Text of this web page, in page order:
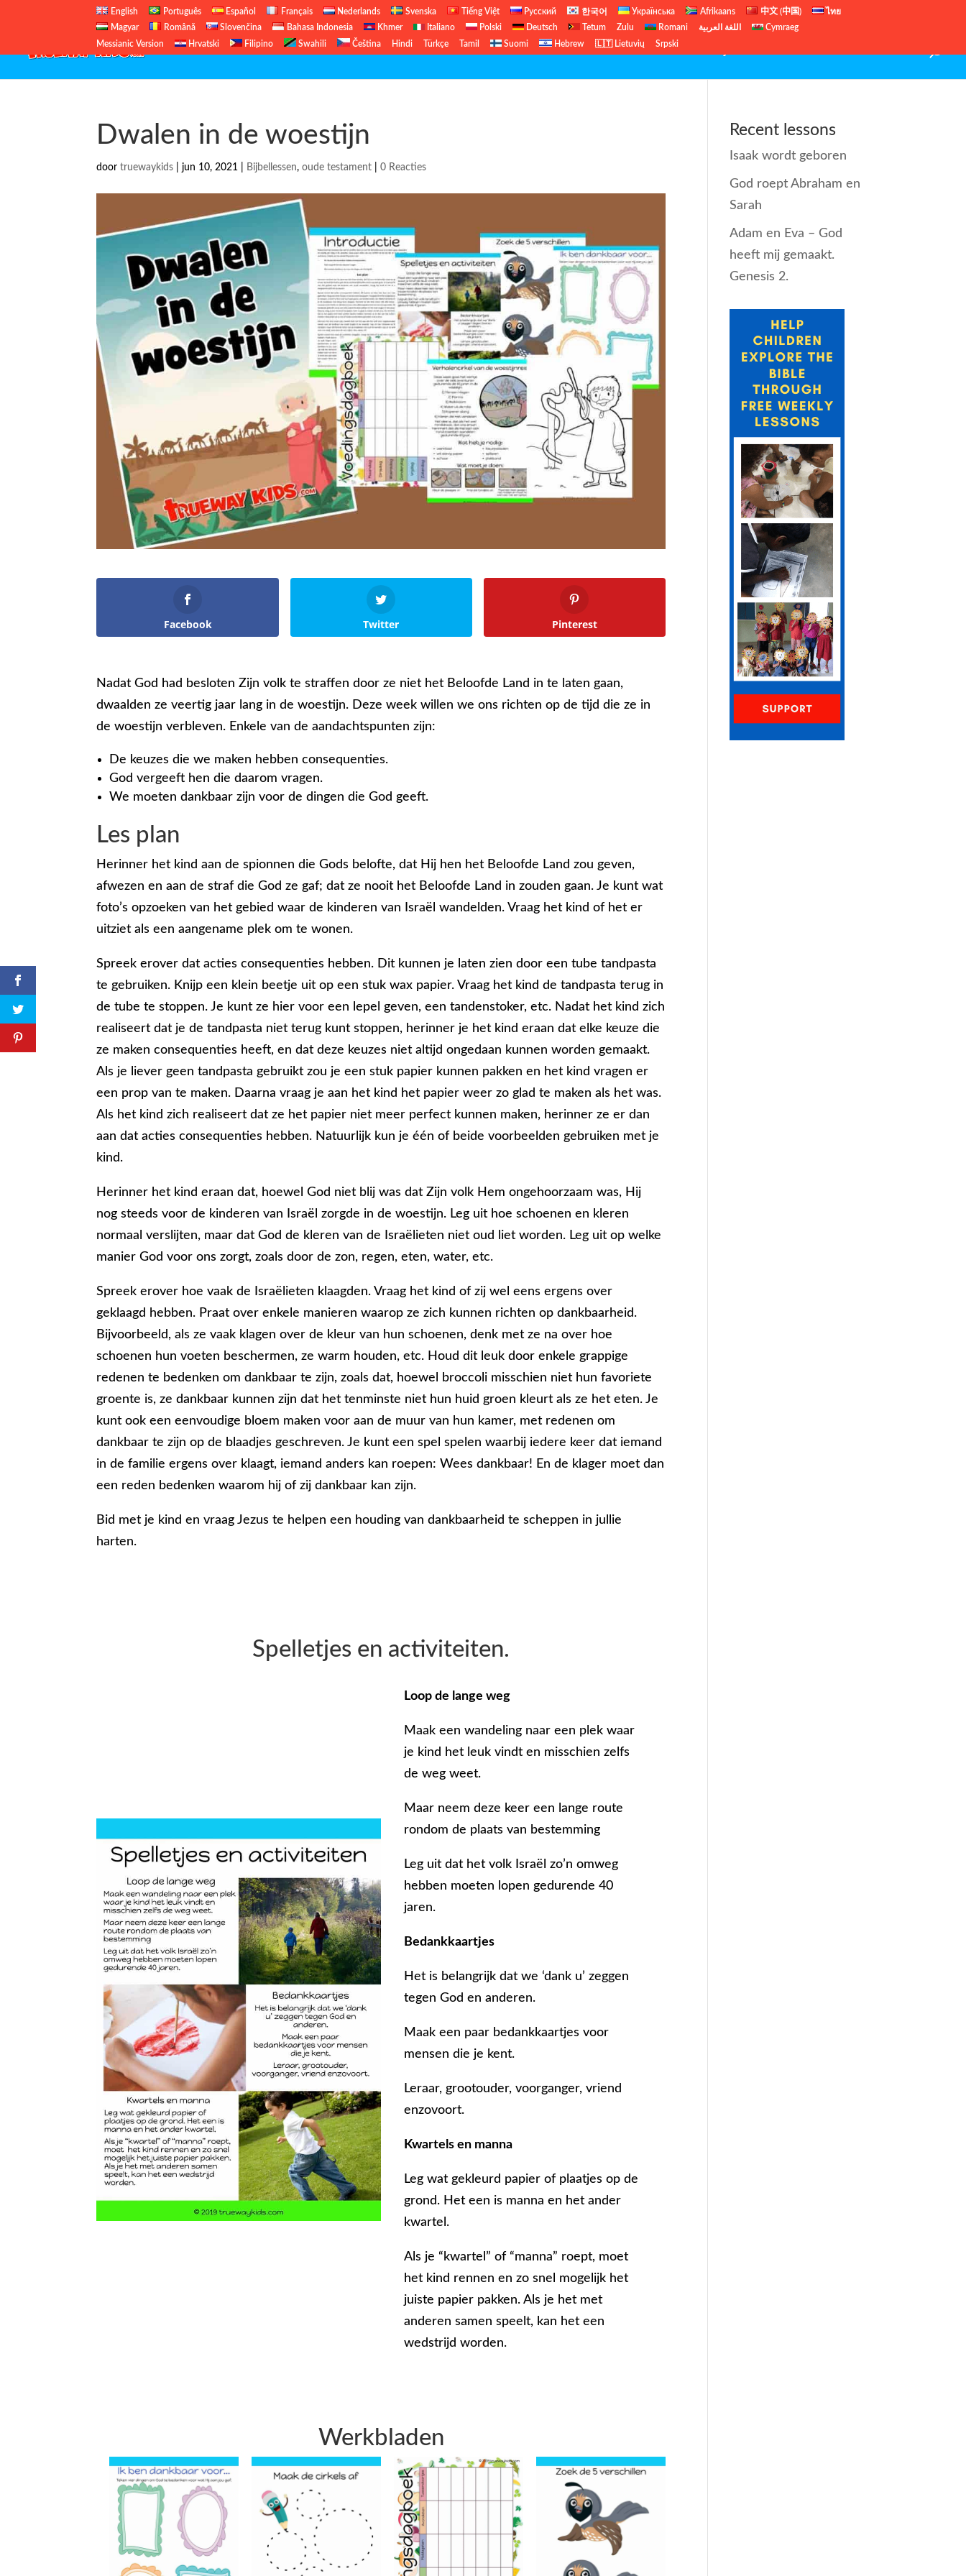
English Português Español Français Nederlands Svenska Tiếng Việt Русский 한국어 Українська Afrikaans 中文 (中国)
ไทย
Magyar
Română Slovenčina Bahasa Indonesia Khmer Italiano Polski Deutsch Tetum Zulu Romani اللغة العربية
Cymraeg
Messianic Version
Hrvatski Filipino Swahili Čeština Hindi Türkçe Tamil Suomi Hebrew 🇱🇹 Lietuvių Srpski
About Us Gratis Bijbellessen
Dwalen in de woestijn
doortruewaykids jun 10, 2021 Bijbellessen,oude testament |0 Reacties
Facebook Twitter Pinterest
Nadat God had besloten Zijn volk te straffen door ze niet het Beloofde Land in te laten gaan,
dwaalden ze veertig jaar lang in de woestijn. Deze week willen we ons richten op de tijd die ze in
de woestijn verbleven. Enkele van de aandachtspunten zijn:
De keuzes die we maken hebben consequenties.
God vergeeft hen die daarom vragen.
We moeten dankbaar zijn voor de dingen die God geeft.
Les plan
Herinner het kind aan de spionnen die Gods belofte, dat Hij hen het Beloofde Land zou geven,
afwezen en aan de straf die God ze gaf; dat ze nooit het Beloofde Land in zouden gaan. Je kunt wat
foto’s opzoeken van het gebied waar de kinderen van Israël wandelden. Vraag het kind of het er
uitziet als een aangename plek om te wonen.
Spreek erover dat acties consequenties hebben. Dit kunnen je laten zien door een tube tandpasta
te gebruiken. Knijp een klein beetje uit op een stuk wax papier. Vraag het kind de tandpasta terug in
de tube te stoppen. Je kunt ze hier voor een lepel geven, een tandenstoker, etc. Nadat het kind zich
realiseert dat je de tandpasta niet terug kunt stoppen, herinner je het kind eraan dat elke keuze die
ze maken consequenties heeft, en dat deze keuzes niet altijd ongedaan kunnen worden gemaakt.
Als je liever geen tandpasta gebruikt zou je een stuk papier kunnen pakken en het kind vragen er
een prop van te maken. Daarna vraag je aan het kind het papier weer zo glad te maken als het was.
Als het kind zich realiseert dat ze het papier niet meer perfect kunnen maken, herinner ze er dan
aan dat acties consequenties hebben. Natuurlijk kun je één of beide voorbeelden gebruiken met je
kind.
Herinner het kind eraan dat, hoewel God niet blij was dat Zijn volk Hem ongehoorzaam was, Hij
nog steeds voor de kinderen van Israël zorgde in de woestijn. Leg uit hoe schoenen en kleren
normaal verslijten, maar dat God de kleren van de Israëlieten niet oud liet worden. Leg uit op welke
manier God voor ons zorgt, zoals door de zon, regen, eten, water, etc.
Spreek erover hoe vaak de Israëlieten klaagden. Vraag het kind of zij wel eens ergens over
geklaagd hebben. Praat over enkele manieren waarop ze zich kunnen richten op dankbaarheid.
Bijvoorbeeld, als ze vaak klagen over de kleur van hun schoenen, denk met ze na over hoe
schoenen hun voeten beschermen, ze warm houden, etc. Houd dit leuk door enkele grappige
redenen te bedenken om dankbaar te zijn, zoals dat, hoewel broccoli misschien niet hun favoriete
groente is, ze dankbaar kunnen zijn dat het tenminste niet hun huid groen kleurt als ze het eten. Je
kunt ook een eenvoudige bloem maken voor aan de muur van hun kamer, met redenen om
dankbaar te zijn op de blaadjes geschreven. Je kunt een spel spelen waarbij iedere keer dat iemand
in de familie ergens over klaagt, iemand anders kan roepen: Wees dankbaar! En de klager moet dan
een reden bedenken waarom hij of zij dankbaar kan zijn.
Bid met je kind en vraag Jezus te helpen een houding van dankbaarheid te scheppen in jullie
harten.
Spelletjes en activiteiten.
Loop de lange weg
Maak een wandeling naar een plek waar
je kind het leuk vindt en misschien zelfs
de weg weet.
Maar neem deze keer een lange route
rondom de plaats van bestemming
Leg uit dat het volk Israël zo’n omweg
hebben moeten lopen gedurende 40
jaren.
Bedankkaartjes
Het is belangrijk dat we ‘dank u’ zeggen
tegen God en anderen.
Maak een paar bedankkaartjes voor
mensen die je kent.
Leraar, grootouder, voorganger, vriend
enzovoort.
Kwartels en manna
Leg wat gekleurd papier of plaatjes op de
grond. Het een is manna en het ander
kwartel.
Als je “kwartel” of “manna” roept, moet
het kind rennen en zo snel mogelijk het
juiste papier pakken. Als je het met
anderen samen speelt, kan het een
wedstrijd worden.
Werkbladen
Recent lessons
Isaak wordt geboren
God roept Abraham en
Sarah
Adam en Eva – God
heeft mij gemaakt.
Genesis 2.